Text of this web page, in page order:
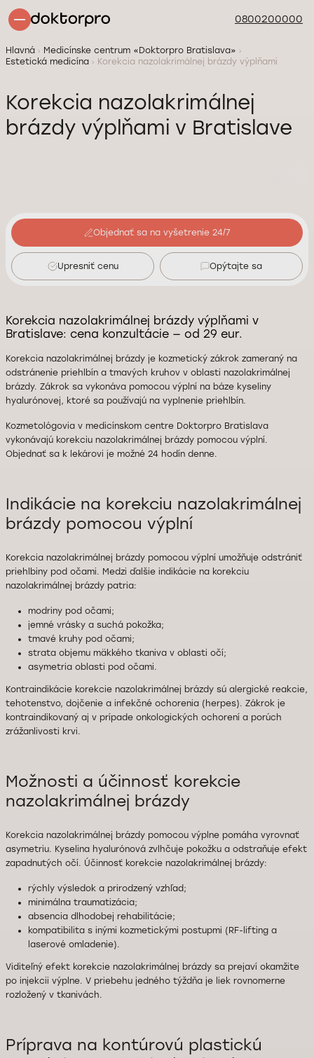
0800200000
Hlavná
Medicínske centrum «Doktorpro Bratislava»
Estetická medicína
Korekcia nazolakrimálnej brázdy výplňami
Korekcia nazolakrimálnej
brázdy výplňami v Bratislave
Objednať sa na vyšetrenie 24/7
Upresniť cenu Opýtajte sa
Korekcia nazolakrimálnej brázdy výplňami v
Bratislave: cena konzultácie — od 29 eur.
Korekcia nazolakrimálnej brázdy je kozmetický zákrok zameraný na
odstránenie priehlbín a tmavých kruhov v oblasti nazolakrimálnej
brázdy. Zákrok sa vykonáva pomocou výplní na báze kyseliny
hyalurónovej, ktoré sa používajú na vyplnenie priehlbín.
Kozmetológovia v medicínskom centre Doktorpro Bratislava
vykonávajú korekciu nazolakrimálnej brázdy pomocou výplní.
Objednať sa k lekárovi je možné 24 hodín denne.
Indikácie na korekciu nazolakrimálnej
brázdy pomocou výplní
Korekcia nazolakrimálnej brázdy pomocou výplní umožňuje odstrániť
priehlbiny pod očami. Medzi ďalšie indikácie na korekciu
nazolakrimálnej brázdy patria:
modriny pod očami;
jemné vrásky a suchá pokožka;
tmavé kruhy pod očami;
strata objemu mäkkého tkaniva v oblasti očí;
asymetria oblasti pod očami.
Kontraindikácie korekcie nazolakrimálnej brázdy sú alergické reakcie,
tehotenstvo, dojčenie a infekčné ochorenia (herpes). Zákrok je
kontraindikovaný aj v prípade onkologických ochorení a porúch
zrážanlivosti krvi.
Možnosti a účinnosť korekcie
nazolakrimálnej brázdy
Korekcia nazolakrimálnej brázdy pomocou výplne pomáha vyrovnať
asymetriu. Kyselina hyalurónová zvlhčuje pokožku a odstraňuje efekt
zapadnutých očí. Účinnosť korekcie nazolakrimálnej brázdy:
rýchly výsledok a prirodzený vzhľad;
minimálna traumatizácia;
absencia dlhodobej rehabilitácie;
kompatibilita s inými kozmetickými postupmi (RF-lifting a
laserové omladenie).
Viditeľný efekt korekcie nazolakrimálnej brázdy sa prejaví okamžite
po injekcii výplne. V priebehu jedného týždňa je liek rovnomerne
rozložený v tkanivách.
Príprava na kontúrovú plastickú